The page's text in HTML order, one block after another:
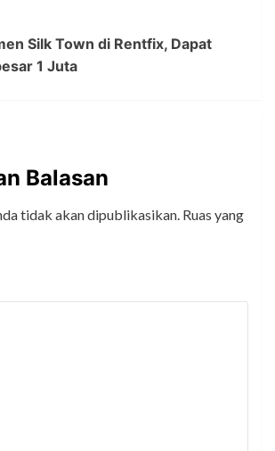
Silk Town di Rentfix, Dapat
1 Juta
Balasan
tidak akan dipublikasikan. Ruas yang